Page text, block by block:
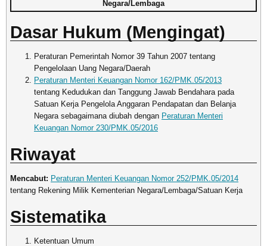
Negara/Lembaga
Dasar Hukum (Mengingat)
Peraturan Pemerintah Nomor 39 Tahun 2007 tentang
Pengelolaan Uang Negara/Daerah
Peraturan Menteri Keuangan Nomor 162/PMK.05/2013
tentang Kedudukan dan Tanggung Jawab Bendahara pada
Satuan Kerja Pengelola Anggaran Pendapatan dan Belanja
Negara sebagaimana diubah dengan Peraturan Menteri
Keuangan Nomor 230/PMK.05/2016
Riwayat
Mencabut: Peraturan Menteri Keuangan Nomor 252/PMK.05/2014
tentang Rekening Milik Kementerian Negara/Lembaga/Satuan Kerja
Sistematika
Ketentuan Umum